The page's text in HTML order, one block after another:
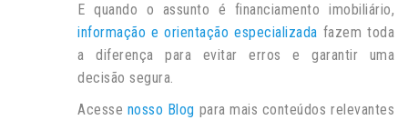
E quando o assunto é financiamento imobiliário,
informação e orientação especializada fazem toda
a diferença para evitar erros e garantir uma
decisão segura.
Acesse nosso Blog para mais conteúdos relevantes